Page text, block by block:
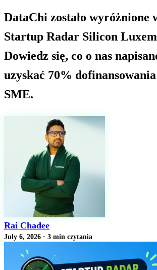
DataChi zostało wyróżnione
Startup Radar Silicon
Dowiedz się, co o nas
uzyskać 70%
SME.
Rai Chadee
July 6, 2026 · 3 min czytania